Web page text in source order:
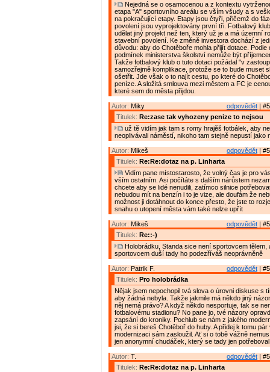
Nejedná se o osamocenou a z kontextu
etapa "A" sportovního areálu se vším všudy a s
na pokračující etapy. Etapy jsou čtyři, přičemž do
povolení jsou vyprojektovány první tři. Fotbalový
udělat jiný projekt než ten, který už je a má územní
stavební povolení. Ke změně investora dochází z
důvodu: aby do Chotěboře mohla přijít dotace. Podle
podmínek ministerstva školství nemůže být
Takže fotbalový klub o tuto dotaci požádal "v
samozřejmě komplikace, protože se to bude muset
ošetřit. Jde však o to najít cestu, po které do
peníze. A složitá smlouva mezi městem a FC je
které sem do města přijdou.
odpovědět |
Autor: Miky
Titulek: Re:zase tak vyhozeny penize to nejsou
už tě vidím jak tam s romy hrajěš fotbálek, aby
neoplivávali náměstí, nikoho tam stejně nepustí jako
odpovědět |
Autor: Mikeš
Titulek: Re:Re:dotaz na p. Linharta
Vidím pane místostarosto, že volný čas je pro
vším ostatním. Asi počítáte s dalším nárůstem
chcete aby se lidé nenudili, zatímco silnice
nebudou mít na benzín i to je vize, ale doufám že
možnost ji dotáhnout do konce přesto, že jste to
snahu o utopení města vám také nelze upřít
odpovědět |
Autor: Mikeš
Titulek: Re::-)
Holobrádku, Standa sice není sportovcem tělem,
sportovcem duší tady ho podezříváš neoprávněně
odpovědět |
Autor: Patrik F.
Titulek: Pro holobrádka
Nějak jsem nepochopil tvá slova o úrovni diskuse s
aby žádná nebyla. Takže jakmile má někdo jiný
něj nemá právo? A když někdo nesportuje, tak se
fotbalovému stadionu? No pane jo, tvé názory
zapsání do kroniky. Pochlub se nám z jakého
jsi, že si bereš Chotěboř do huby. A přidej k tomu
modernizaci sám zasloužil. Ať si o tobě vážně
jen anonymní chudáček, který se tady jen
odpovědět |
Autor: T.
Titulek: Re:Re:dotaz na p. Linharta